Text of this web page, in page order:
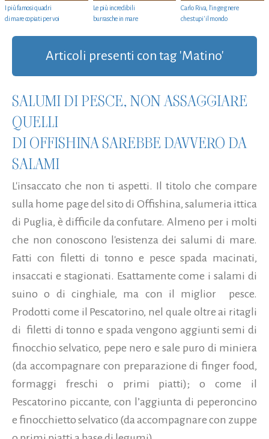
I più famosi quadri
di mare copiati per voi
Le più incredibili
burrasche in mare
Carlo Riva, l’ingegnere
che stupi' il mondo
Articoli presenti con tag 'Matino'
SALUMI DI PESCE, NON ASSAGGIARE
QUELLI
DI OFFISHINA SAREBBE DAVVERO DA
SALAMI
L'insaccato che non ti aspetti. Il titolo che compare
sulla home page del sito di Offishina, salumeria ittica
di Puglia, è difficile da confutare. Almeno per i molti
che non conoscono l'esistenza dei salumi di mare.
Fatti con filetti di tonno e pesce spada macinati,
insaccati e stagionati. Esattamente come i salami di
suino o di cinghiale, ma con il miglior pesce.
Prodotti come il Pescatorino, nel quale oltre ai ritagli
di filetti di tonno e spada vengono aggiunti semi di
finocchio selvatico, pepe nero e sale puro di miniera
(da accompagnare con preparazione di finger food,
formaggi freschi o primi piatti); o come il
Pescatorino piccante, con l’aggiunta di peperoncino
e finocchietto selvatico (da accompagnare con zuppe